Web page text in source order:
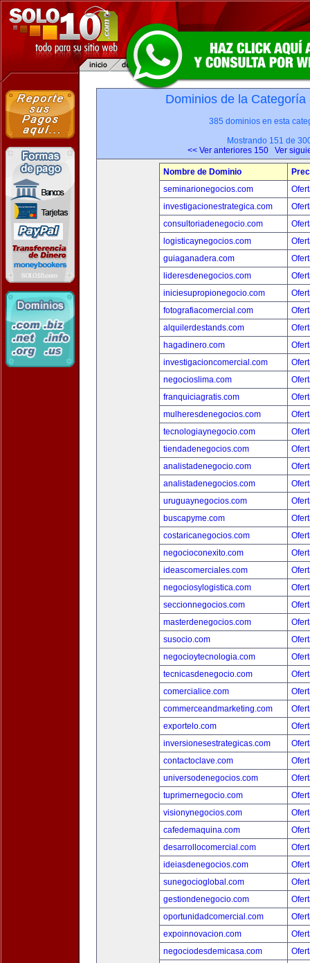
Dominios de la
385 dominios en esta
Mostrando 151 de
<< Ver anteriores 150
Ver
Nombre de Dominio
seminarionegocios.com
investigacionestrategica.com
consultoriadenegocio.com
logisticaynegocios.com
guiaganadera.com
lideresdenegocios.com
iniciesupropionegocio.com
fotografiacomercial.com
alquilerdestands.com
hagadinero.com
investigacioncomercial.com
negocioslima.com
franquiciagratis.com
mulheresdenegocios.com
tecnologiaynegocio.com
tiendadenegocios.com
analistadenegocio.com
analistadenegocios.com
uruguaynegocios.com
buscapyme.com
costaricanegocios.com
negocioconexito.com
ideascomerciales.com
negociosylogistica.com
seccionnegocios.com
masterdenegocios.com
susocio.com
negocioytecnologia.com
tecnicasdenegocio.com
comercialice.com
commerceandmarketing.com
exportelo.com
inversionesestrategicas.com
contactoclave.com
universodenegocios.com
tuprimernegocio.com
visionynegocios.com
cafedemaquina.com
desarrollocomercial.com
ideiasdenegocios.com
sunegocioglobal.com
gestiondenegocio.com
oportunidadcomercial.com
expoinnovacion.com
negociodesdemicasa.com